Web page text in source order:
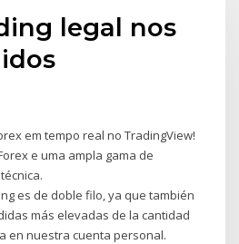
legal nos
em tempo real no TradingView!
e uma ampla gama de
es de doble filo, ya que también
más elevadas de la cantidad
en nuestra cuenta personal.